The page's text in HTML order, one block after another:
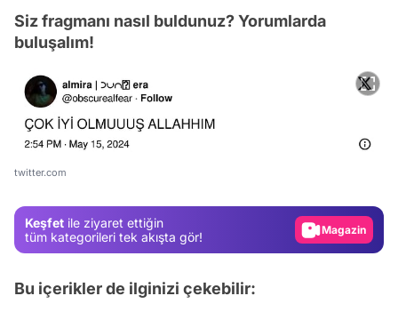
Siz fragmanı nasıl buldunuz? Yorumlarda
buluşalım!
twitter.com
Keşfet ile ziyaret ettiğin
tüm kategorileri tek akışta gör!
Test
Video
Bu içerikler de ilginizi çekebilir: